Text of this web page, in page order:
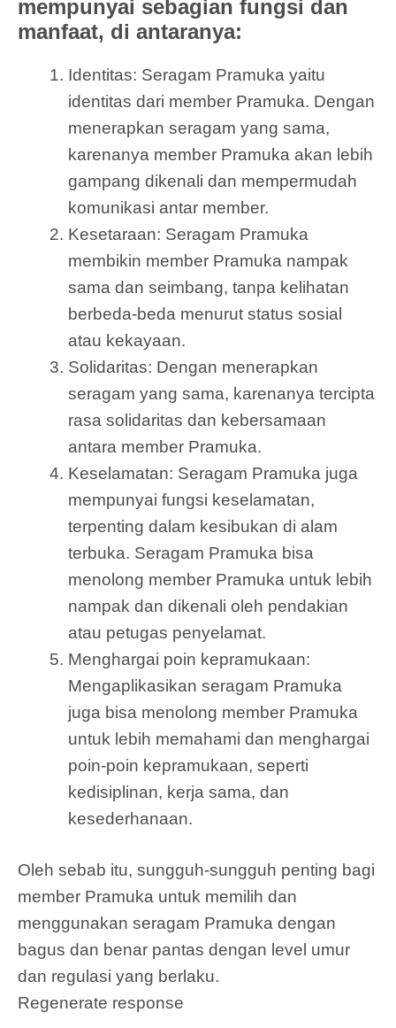
mempunyai sebagian fungsi dan
manfaat, di antaranya:
Identitas: Seragam Pramuka yaitu
identitas dari member Pramuka. Dengan
menerapkan seragam yang sama,
karenanya member Pramuka akan lebih
gampang dikenali dan mempermudah
komunikasi antar member.
Kesetaraan: Seragam Pramuka
membikin member Pramuka nampak
sama dan seimbang, tanpa kelihatan
berbeda-beda menurut status sosial
atau kekayaan.
Solidaritas: Dengan menerapkan
seragam yang sama, karenanya tercipta
rasa solidaritas dan kebersamaan
antara member Pramuka.
Keselamatan: Seragam Pramuka juga
mempunyai fungsi keselamatan,
terpenting dalam kesibukan di alam
terbuka. Seragam Pramuka bisa
menolong member Pramuka untuk lebih
nampak dan dikenali oleh pendakian
atau petugas penyelamat.
Menghargai poin kepramukaan:
Mengaplikasikan seragam Pramuka
juga bisa menolong member Pramuka
untuk lebih memahami dan menghargai
poin-poin kepramukaan, seperti
kedisiplinan, kerja sama, dan
kesederhanaan.
Oleh sebab itu, sungguh-sungguh penting bagi
member Pramuka untuk memilih dan
menggunakan seragam Pramuka dengan
bagus dan benar pantas dengan level umur
dan regulasi yang berlaku.
Regenerate response